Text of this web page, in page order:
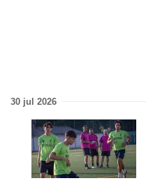
30 jul 2026